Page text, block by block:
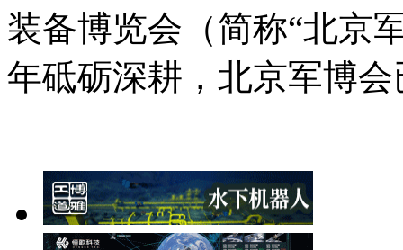
装备博览会（简称“北京
年砥砺深耕，北京军博